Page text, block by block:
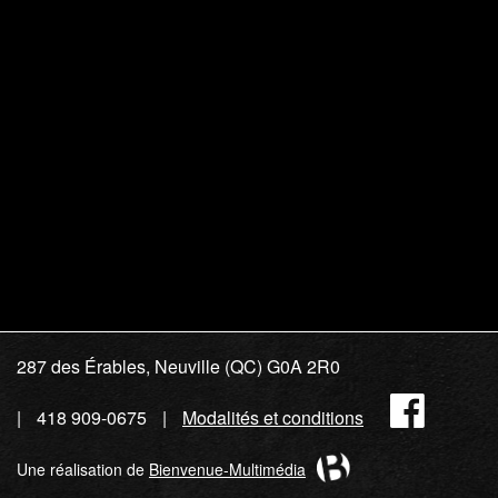
287 des Érables, Neuville (QC) G0A 2R0
418 909-0675
Modalités et conditions
Une réalisation de Bienvenue-Multimédia